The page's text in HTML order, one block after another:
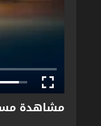
مشاهدة مسلسل